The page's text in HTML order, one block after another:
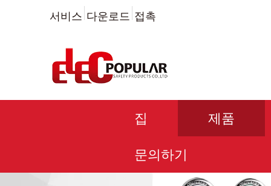
서비스 다운로드 접촉
집 제품
문의하기